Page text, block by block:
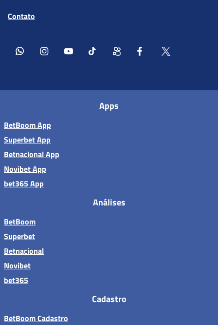
Contato
Apps
BetBoom App
Superbet App
Betnacional App
Novibet App
bet365 App
Análises
BetBoom
Superbet
Betnacional
Novibet
bet365
Cadastro
BetBoom Cadastro